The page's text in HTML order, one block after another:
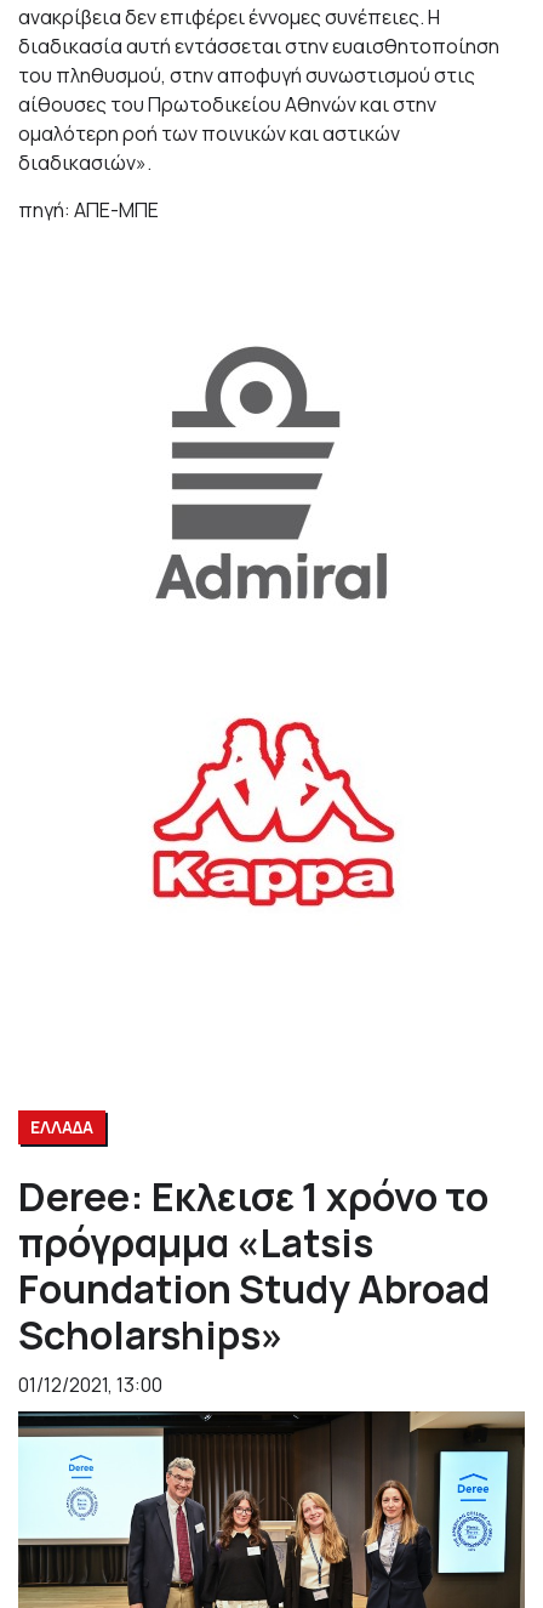
ανακρίβεια δεν επιφέρει έννομες συνέπειες. Η
διαδικασία αυτή εντάσσεται στην ευαισθητοποίηση
του πληθυσμού, στην αποφυγή συνωστισμού στις
αίθουσες του Πρωτοδικείου Αθηνών και στην
ομαλότερη ροή των ποινικών και αστικών
διαδικασιών».
πηγή: ΑΠΕ-ΜΠΕ
ΕΛΛΑΔΑ
Deree: Εκλεισε 1 χρόνο το
πρόγραμμα «Latsis
Foundation Study Abroad
Scholarships»
01/12/2021, 13:00